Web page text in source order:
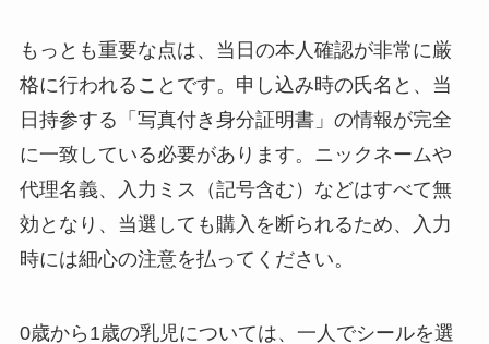
もっとも重要な点は、当日の本人確認が非常に厳
格に行われることです。申し込み時の氏名と、当
日持参する「写真付き身分証明書」の情報が完全
に一致している必要があります。ニックネームや
代理名義、入力ミス（記号含む）などはすべて無
効となり、当選しても購入を断られるため、入力
時には細心の注意を払ってください。
0歳から1歳の乳児については、一人でシールを選